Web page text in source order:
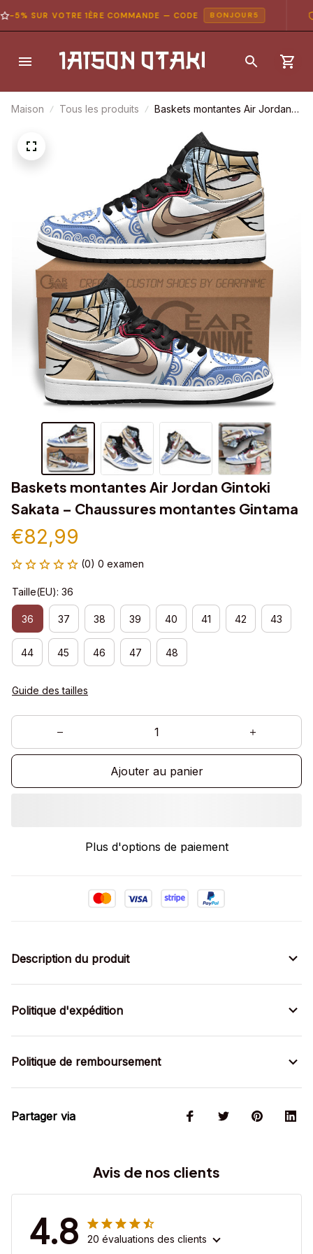
SUR VOTRE 1ÈRE COMMANDE — CODE BONJOUR5
Maison Tous les produits
Baskets montantes Air Jordan
montantes Gintama
Baskets montantes Air Jordan Gintoki
Sakata – Chaussures montantes Gintama
€82,99
(0) 0 examen
Taille(EU): 36
36 37 38 39 40 41 42 43
44 45 46 47 48
Guide des tailles
Ajouter au panier
Plus d'options de paiement
Description du produit
Politique d'expédition
Politique de remboursement
Partager via
Avis de nos clients
4.8 20 évaluations des clients